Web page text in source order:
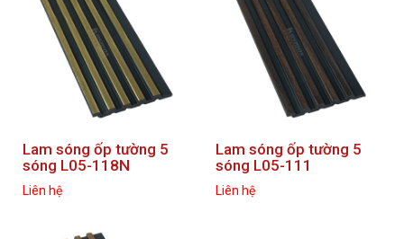
Lam sóng ốp tường 5
sóng L05-118N
Liên hệ
Lam sóng ốp tường 5
sóng L05-111
Liên hệ